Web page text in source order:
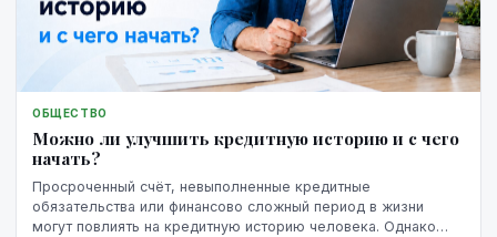
ОБЩЕСТВО
Можно ли улучшить кредитную историю и с чего
начать?
Просроченный счёт, невыполненные кредитные
обязательства или финансово сложный период в жизни
могут повлиять на кредитную историю человека. Однако